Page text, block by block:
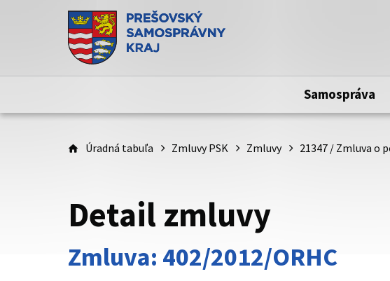
Doména psk.sk je oficiálna
Toto je oficiálna webová stránka Prešovského
Samospráva
Úradná tabuľa Zmluvy PSK Zmluvy 21347 / Zmluva o
Detail zmluvy
Zmluva: 402/2012/ORHC